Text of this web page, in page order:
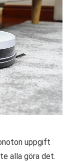
uppgift
alla göra det.